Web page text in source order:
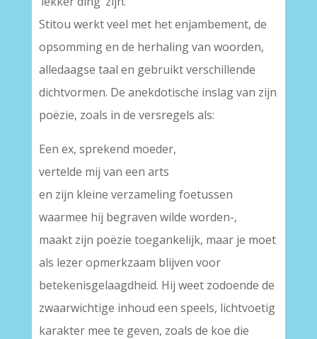
Stitou werkt veel met het enjambement, de
opsomming en de herhaling van woorden,
alledaagse taal en gebruikt verschillende
dichtvormen. De anekdotische inslag van zijn
poëzie, zoals in de versregels als:
Een ex, sprekend moeder,
vertelde mij van een arts
en zijn kleine verzameling foetussen
waarmee hij begraven wilde worden-,
maakt zijn poëzie toegankelijk, maar je moet
als lezer opmerkzaam blijven voor
betekenisgelaagdheid. Hij weet zodoende de
zwaarwichtige inhoud een speels, lichtvoetig
karakter mee te geven, zoals de koe die